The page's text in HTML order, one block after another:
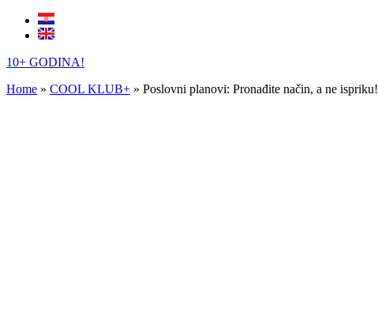
10+ GODINA!
Home » COOL KLUB+ » Poslovni planovi: Pronađite način, a ne ispriku!